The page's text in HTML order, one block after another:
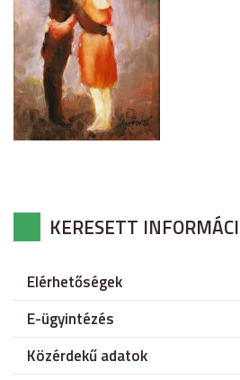
KERESETT
Elérhetőségek
E-ügyintézés
Közérdekű adatok